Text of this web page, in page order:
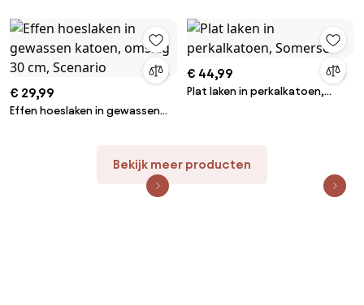
€ 29,99
Effen hoeslaken in gewassen
€ 44,99
Plat laken in perkalkatoen,
Bekijk meer producten